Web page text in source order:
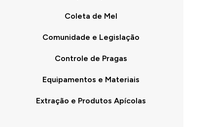
Coleta de Mel
Comunidade e Legislação
Controle de Pragas
Equipamentos e Materiais
Extração e Produtos Apícolas